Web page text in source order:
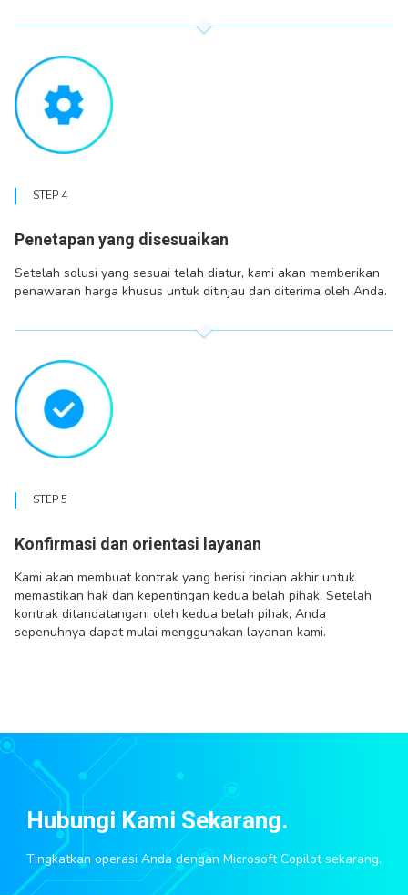
STEP 4
Penetapan yang disesuaikan
Setelah solusi yang sesuai telah diatur, kami akan memberikan
penawaran harga khusus untuk ditinjau dan diterima oleh Anda.
STEP 5
Konfirmasi dan orientasi layanan
Kami akan membuat kontrak yang berisi rincian akhir untuk
memastikan hak dan kepentingan kedua belah pihak. Setelah
kontrak ditandatangani oleh kedua belah pihak, Anda
sepenuhnya dapat mulai menggunakan layanan kami.
Hubungi Kami Sekarang.
Tingkatkan operasi Anda dengan Microsoft Copilot sekarang.